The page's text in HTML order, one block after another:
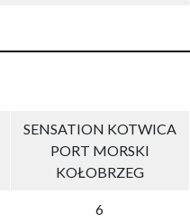
SENSATION KOTWICA
PORT MORSKI
KOŁOBRZEG
6